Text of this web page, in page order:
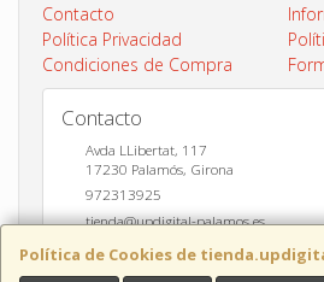
Política de Cookies de
Contacto
Política Privacidad
Condiciones de Compra
Contacto
Avda LLibertat, 117
17230 Palamós, Girona
972313925
tienda@updigital-palamos.es